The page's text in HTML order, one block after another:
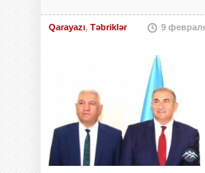
Qarayazı, Təbriklər 9